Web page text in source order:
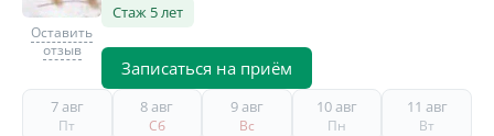
Оставить
отзыв
Стаж 5 лет
Записаться на приём
7 авг
Пт
8 авг
Сб
9 авг
Вс
10 авг
Пн
11 авг
Вт